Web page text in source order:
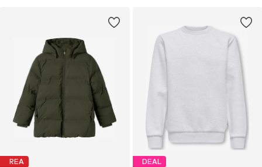
REA DEAL